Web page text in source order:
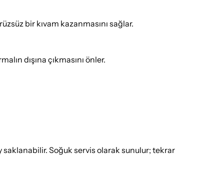
bir kıvam kazanmasını sağlar.
dışına çıkmasını önler.
saklanabilir. Soğuk servis olarak sunulur; tekrar